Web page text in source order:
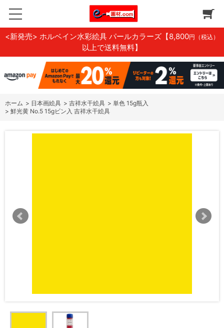
<新発売> ホルベイン水彩絵具 パールカラーズ 【8,800円（税込）
以上で送料無料】
ホーム > 日本画絵具 > 吉祥水干絵具 > 単色 15g瓶入
> 鮮光黄 No.5 15gビン入 吉祥水干絵具